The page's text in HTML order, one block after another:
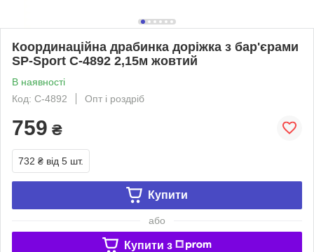
Координаційна драбинка доріжка з бар'єрами
SP-Sport C-4892 2,15м жовтий
В наявності
Код: C-4892
Опт і роздріб
759 ₴
732 ₴ від 5 шт.
Купити
або
Купити з